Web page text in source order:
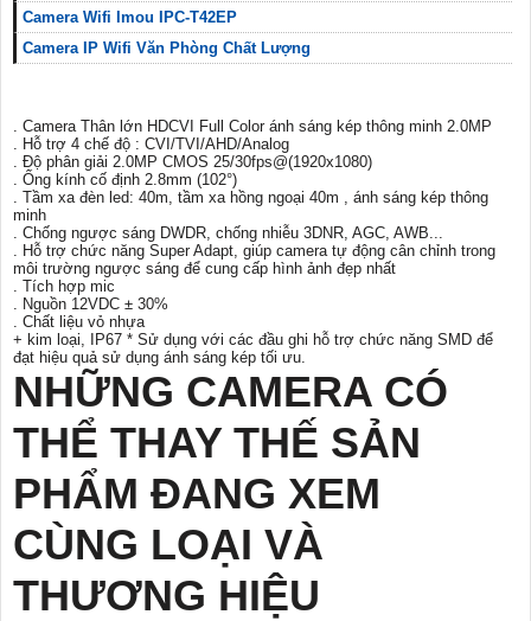
Camera Wifi Imou IPC-T42EP
Camera IP Wifi Văn Phòng Chất Lượng
. Camera Thân lớn HDCVI Full Color ánh sáng kép thông minh 2.0MP
. Hỗ trợ 4 chế độ : CVI/TVI/AHD/Analog
. Độ phân giải 2.0MP CMOS 25/30fps@(1920x1080)
. Ống kính cố định 2.8mm (102°)
. Tầm xa đèn led: 40m, tầm xa hồng ngoại 40m , ánh sáng kép thông
minh
. Chống ngược sáng DWDR, chống nhiễu 3DNR, AGC, AWB...
. Hỗ trợ chức năng Super Adapt, giúp camera tự động cân chỉnh trong
môi trường ngược sáng để cung cấp hình ảnh đẹp nhất
. Tích hợp mic
. Nguồn 12VDC ± 30%
. Chất liệu vỏ nhựa
+ kim loại, IP67 * Sử dụng với các đầu ghi hỗ trợ chức năng SMD để
đạt hiệu quả sử dụng ánh sáng kép tối ưu.
NHỮNG CAMERA CÓ
THỂ THAY THẾ SẢN
PHẨM ĐANG XEM
CÙNG LOẠI VÀ
THƯƠNG HIỆU